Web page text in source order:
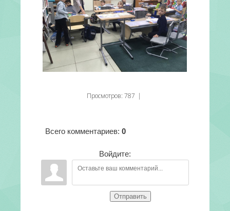
Просмотров: 787 |
Всего комментариев: 0
Войдите:
Отправить